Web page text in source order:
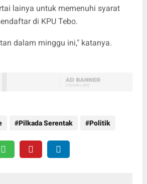
lainya untuk memenuhi syarat
di KPU Tebo.
dalam minggu ini," katanya.
Pilkada Serentak Politik